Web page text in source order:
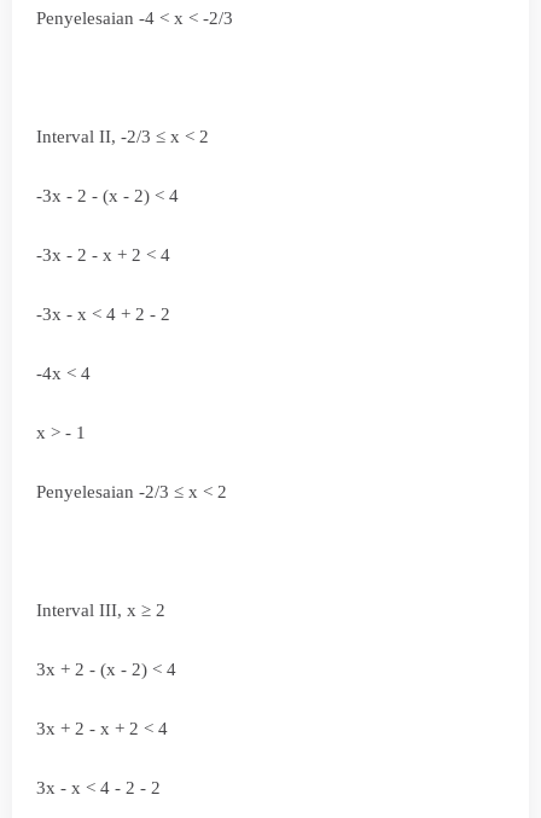
Penyelesaian -4 < x < -2/3
Interval II, -2/3 ≤ x < 2
-3x - 2 - (x - 2) < 4
-3x - 2 - x + 2 < 4
-3x - x < 4 + 2 - 2
-4x < 4
x > - 1
Penyelesaian -2/3 ≤ x < 2
Interval III, x ≥ 2
3x + 2 - (x - 2) < 4
3x + 2 - x + 2 < 4
3x - x < 4 - 2 - 2